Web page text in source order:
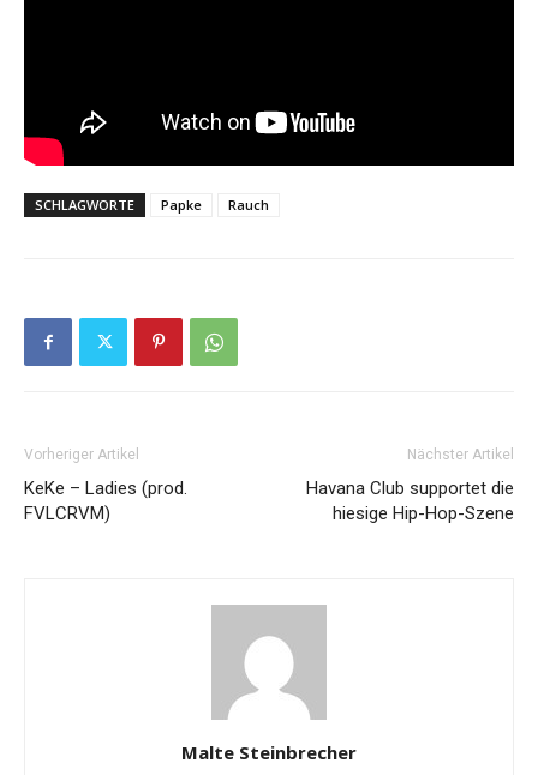
SCHLAGWORTE Papke Rauch
Vorheriger Artikel
KeKe – Ladies (prod.
FVLCRVM)
Nächster Artikel
Havana Club supportet die
hiesige Hip-Hop-Szene
Malte Steinbrecher